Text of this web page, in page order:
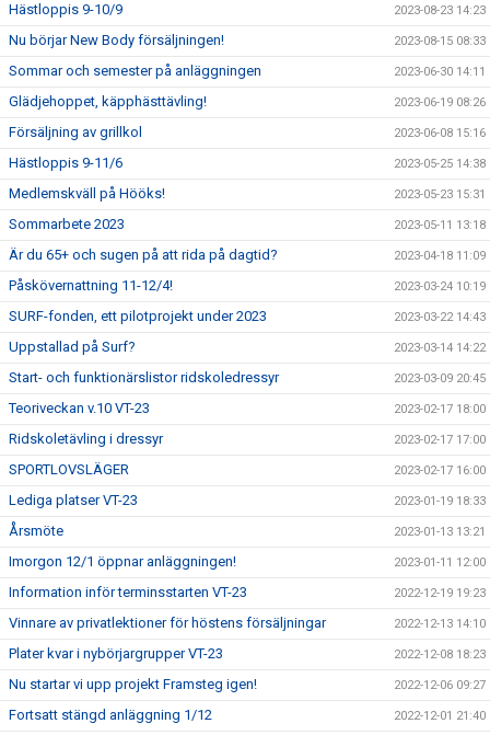
Hästloppis 9-10/9 2023-08-23 14:23
Nu börjar New Body försäljningen! 2023-08-15 08:33
Sommar och semester på anläggningen 2023-06-30 14:11
Glädjehoppet, käpphästtävling! 2023-06-19 08:26
Försäljning av grillkol 2023-06-08 15:16
Hästloppis 9-11/6 2023-05-25 14:38
Medlemskväll på Hööks! 2023-05-23 15:31
Sommarbete 2023 2023-05-11 13:18
Är du 65+ och sugen på att rida på dagtid? 2023-04-18 11:09
Påskövernattning 11-12/4! 2023-03-24 10:19
SURF-fonden, ett pilotprojekt under 2023 2023-03-22 14:43
Uppstallad på Surf? 2023-03-14 14:22
Start- och funktionärslistor ridskoledressyr 2023-03-09 20:45
Teoriveckan v.10 VT-23 2023-02-17 18:00
Ridskoletävling i dressyr 2023-02-17 17:00
SPORTLOVSLÄGER 2023-02-17 16:00
Lediga platser VT-23 2023-01-19 18:33
Årsmöte 2023-01-13 13:21
Imorgon 12/1 öppnar anläggningen! 2023-01-11 12:00
Information inför terminsstarten VT-23 2022-12-19 19:23
Vinnare av privatlektioner för höstens försäljningar 2022-12-13 14:10
Plater kvar i nybörjargrupper VT-23 2022-12-08 18:23
Nu startar vi upp projekt Framsteg igen! 2022-12-06 09:27
Fortsatt stängd anläggning 1/12 2022-12-01 21:40